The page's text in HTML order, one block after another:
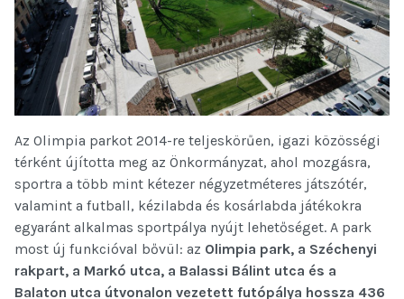
Az Olimpia parkot 2014-re teljeskörűen, igazi közösségi
térként újította meg az Önkormányzat, ahol mozgásra,
sportra a több mint kétezer négyzetméteres játszótér,
valamint a futball, kézilabda és kosárlabda játékokra
egyaránt alkalmas sportpálya nyújt lehetőséget. A park
most új funkcióval bővül: az Olimpia park, a Széchenyi
rakpart, a Markó utca, a Balassi Bálint utca és a
Balaton utca útvonalon vezetett futópálya hossza 436